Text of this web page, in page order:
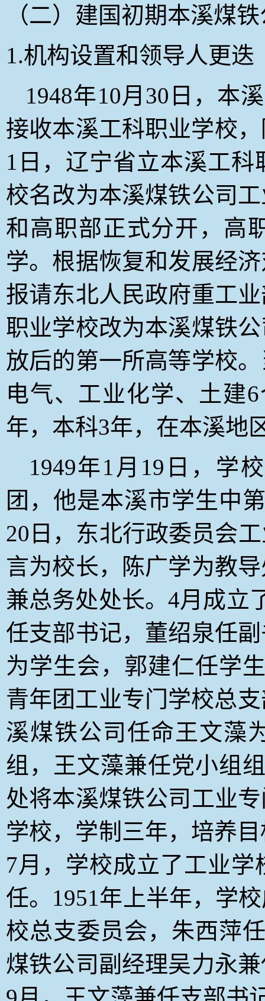
（二）建国初期本溪煤
1.机构设置和领导人更迭
1948年10月30日 ，本
接收本溪工科职业学校
1日， 辽宁省立本溪工科
校名改为本溪煤铁公司
和高职部正式分开，高
学。根据恢复和发展经
报请东北人民政府重工
职业学校改为本溪煤铁
放后的第一所高等学校
电气、工业化学、土建
年，本科3年，在本溪地
1949年1月19日 ，学
团，他是本溪市学生中
20日，东北行政委员会
言为校长，陈广学为教
兼总务处处长。4月成立
任支部书记，董绍泉任
为学生会，郭建仁任学
青年团工业专门学校总
溪煤铁公司任命王文藻
组，王文藻兼任党小组
处将本溪煤铁公司工业
学校，学制三年，培养
7月，学校成立了工业
任。1951年上半年，学
校总支委员会，朱西萍
煤铁公司副经理吴力永